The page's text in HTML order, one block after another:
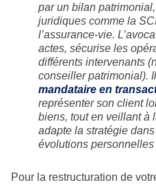
par un bilan
juridiques comme la
l’assurance-vie.
actes, sécurise les
différents intervenants
conseiller patrimonial).
mandataire en
représenter son client
biens, tout en veillant à
adapte la stratégie
évolutions personnelles
Pour la restructuration de